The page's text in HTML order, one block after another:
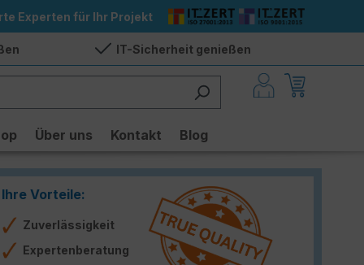
Experten für Ihr Projekt
IT-Sicherheit genießen
Über uns Kontakt Blog
Ihre Vorteile:
Zuverlässigkeit
Expertenberatung